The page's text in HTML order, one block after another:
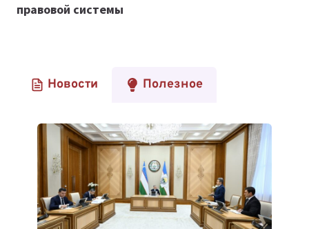
правовой системы
Новости Полезное